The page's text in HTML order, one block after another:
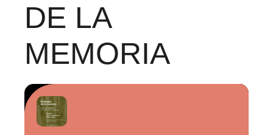
DE LA
MEMORIA